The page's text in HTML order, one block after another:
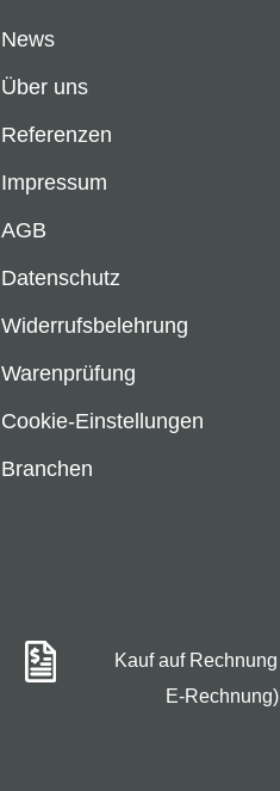
News
Über uns
Referenzen
Impressum
AGB
Datenschutz
Widerrufsbelehrung
Warenprüfung
Cookie-Einstellungen
Branchen
Kauf auf
E-Rechnung)